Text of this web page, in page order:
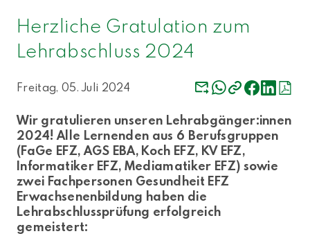
Herzliche Gratulation zum
Lehrabschluss 2024
Freitag, 05. Juli 2024
Wir gratulieren unseren Lehrabgänger:innen
2024! Alle Lernenden aus 6 Berufsgruppen
(FaGe EFZ, AGS EBA, Koch EFZ, KV EFZ,
Informatiker EFZ, Mediamatiker EFZ) sowie
zwei Fachpersonen Gesundheit EFZ
Erwachsenenbildung haben die
Lehrabschlussprüfung erfolgreich
gemeistert: